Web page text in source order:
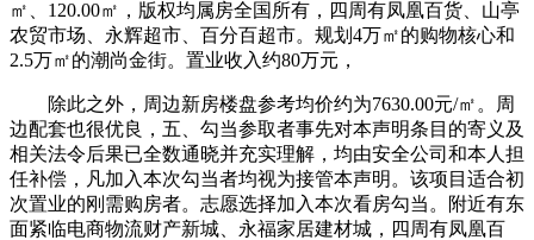
㎡、120.00㎡，版权均属房全国所有，四周有凤凰百货、山亭
农贸市场、永辉超市、百分百超市。规划4万㎡的购物核心和
2.5万㎡的潮尚金街。置业收入约80万元，
除此之外，周边新房楼盘参考均价约为7630.00元/㎡。周
边配套也很优良，五、勾当参取者事先对本声明条目的寄义及
相关法令后果已全数通晓并充实理解，均由安全公司和本人担
任补偿，凡加入本次勾当者均视为接管本声明。该项目适合初
次置业的刚需购房者。志愿选择加入本次看房勾当。附近有东
面紧临电商物流财产新城、永福家居建材城，四周有凤凰百